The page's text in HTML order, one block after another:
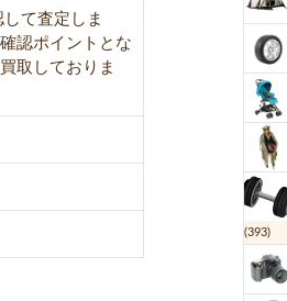
て査定しま
認ポイントとな
取しておりま
(393)